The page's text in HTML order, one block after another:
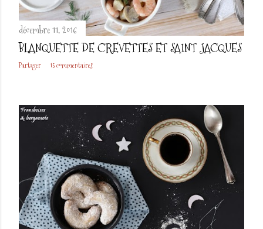
décembre 11, 2016
BLANQUETTE DE CREVETTES ET SAINT JACQUES
Partager 15 commentaires